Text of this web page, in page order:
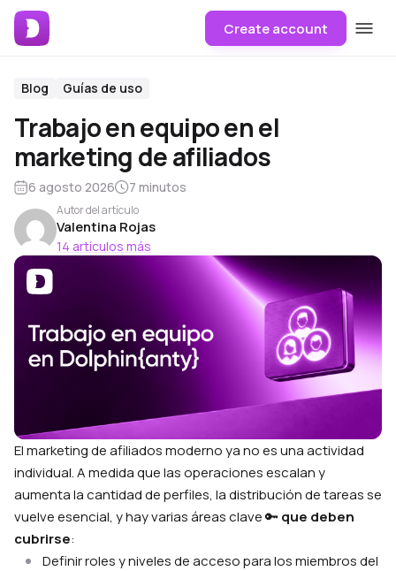
Create account
Blog Guías de uso
Trabajo en equipo en el
marketing de afiliados
6 agosto 2026 7 minutos
Autor del artículo
Valentina Rojas
14 artículos más
El marketing de afiliados moderno ya no es una actividad
individual. A medida que las operaciones escalan y
aumenta la cantidad de perfiles, la distribución de tareas se
vuelve esencial, y hay varias áreas clave 🔑 que deben
cubrirse:
Definir roles y niveles de acceso para los miembros del